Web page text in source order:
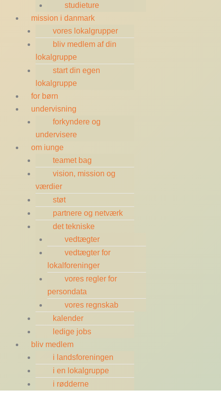
studieture
mission i danmark
vores lokalgrupper
bliv medlem af din
lokalgruppe
start din egen
lokalgruppe
for børn
undervisning
forkyndere og
undervisere
om iunge
teamet bag
vision, mission og
værdier
støt
partnere og netværk
det tekniske
vedtægter
vedtægter for
lokalforeninger
vores regler for
persondata
vores regnskab
kalender
ledige jobs
bliv medlem
i landsforeningen
i en lokalgruppe
i rødderne